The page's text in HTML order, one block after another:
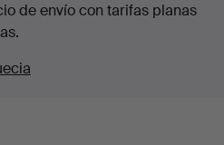
de envío con tarifas planas